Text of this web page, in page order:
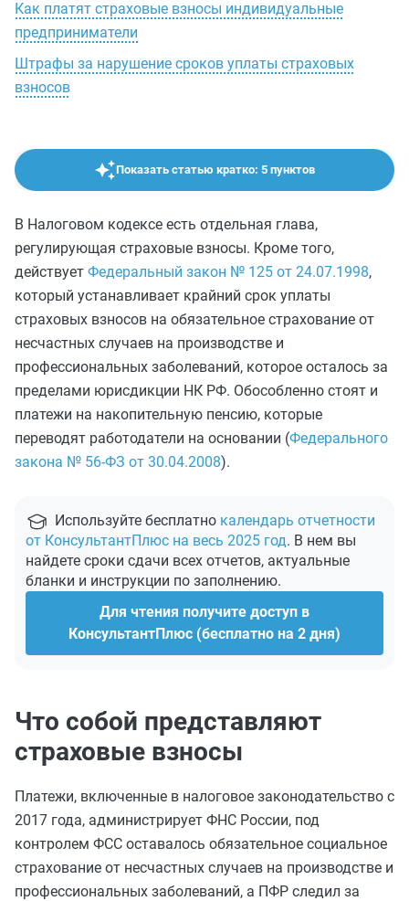
Как платят страховые взносы индивидуальные
предприниматели
Штрафы за нарушение сроков уплаты страховых
взносов
Показать статью кратко: 5 пунктов
В Налоговом кодексе есть отдельная глава,
регулирующая страховые взносы. Кроме того,
действует Федеральный закон № 125 от 24.07.1998,
который устанавливает крайний срок уплаты
страховых взносов на обязательное страхование от
несчастных случаев на производстве и
профессиональных заболеваний, которое осталось за
пределами юрисдикции НК РФ. Обособленно стоят и
платежи на накопительную пенсию, которые
переводят работодатели на основании (Федерального
закона № 56-ФЗ от 30.04.2008).
Используйте бесплатно календарь отчетности
от КонсультантПлюс на весь 2025 год. В нем вы
найдете сроки сдачи всех отчетов, актуальные
бланки и инструкции по заполнению.
Для чтения получите доступ в
КонсультантПлюс (бесплатно на 2 дня)
Что собой представляют
страховые взносы
Платежи, включенные в налоговое законодательство с
2017 года, администрирует ФНС России, под
контролем ФСС оставалось обязательное социальное
страхование от несчастных случаев на производстве и
профессиональных заболеваний, а ПФР следил за